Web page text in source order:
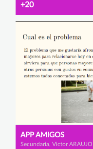
+20
APP AMIGOS
Secundaria, Victor